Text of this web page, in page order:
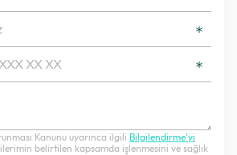
Kanunu uyarınca ilgili Bilgilendirme’yi
belirtilen kapsamda işlenmesini ve sağlık